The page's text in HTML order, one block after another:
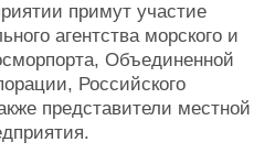
Галерея флота
Форум
Отзывы
Все службы
примут участие
агентства морского и
Объединенной
Российского
представители местной